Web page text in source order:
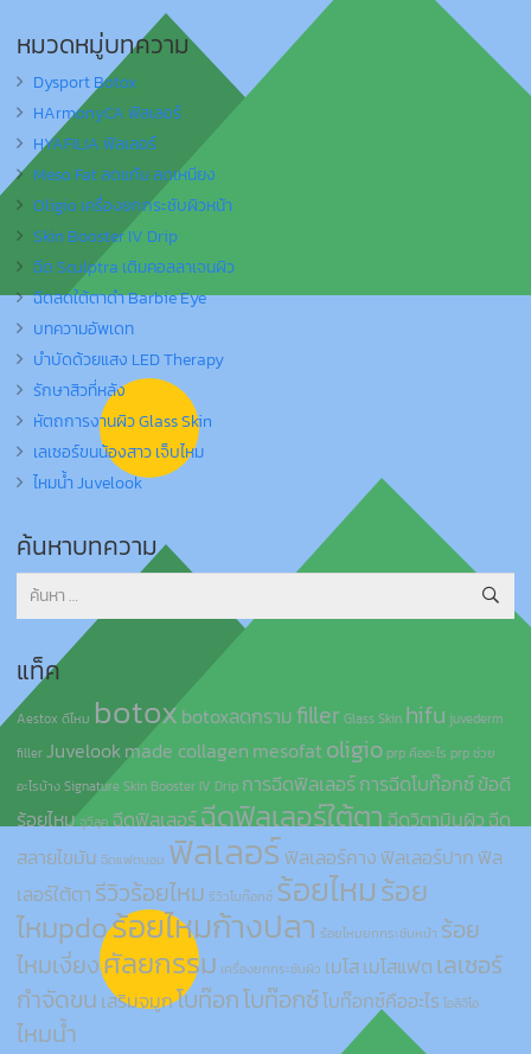
หมวดหมู่บทความ
Dysport Botox
HArmonyCA ฟิลเลอร์
HYAFILIA ฟิลเลอร์
Meso Fat ลดแก้ม ลดเหนียง
Oligio เครื่องยกกระชับผิวหน้า
Skin Booster IV Drip
ฉีด Sculptra เติมคอลลาเจนผิว
ฉีดลดใต้ตาดำ Barbie Eye
บทความอัพเดท
บำบัดด้วยแสง LED Therapy
รักษาสิวที่หลัง
หัตถการงานผิว Glass Skin
เลเซอร์ขนน้องสาว เจ็บไหม
ไหมน้ำ Juvelook
ค้นหาบทความ
ค้นหา
สำหรับ:
แท็ค
Aestox ดีไหม botoxbotoxลดกรามfillerGlass Skin hifu juvederm
fillerJuvelookmade collagen mesofat oligio prp คืออะไร prp ช่วย
อะไรบ้างSignature Skin Booster IV Drip การฉีดฟิลเลอร์การฉีดโบท๊อกซ์ข้อดี
ร้อยไหมจูวีลุค ฉีดฟิลเลอร์ฉีดฟิลเลอร์ใต้ตาฉีดวิตามินผิวฉีด
สลายไขมัน ฉีดแฟตบอม ฟิลเลอร์ฟิลเลอร์คาง ฟิลเลอร์ปาก ฟิล
เลอร์ใต้ตารีวิวร้อยไหม รีวิวโบท๊อกซ์ ร้อยไหมร้อย
ไหมpdoร้อยไหมก้างปลา ร้อยไหมยกกระชับหน้า ร้อย
ไหมเงี่ยงศัลยกรรม เครื่องยกกระชับผิว เมโสเมโสแฟต เลเซอร์
กำจัดขน เสริมจมูกโบท๊อกโบท๊อกซ์โบท๊อกซ์คืออะไร โอลิจิโอ
ไหมน้ำ